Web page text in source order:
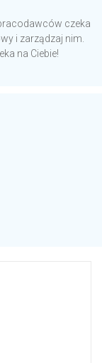
czeka
i zarządzaj nim.
na Ciebie!